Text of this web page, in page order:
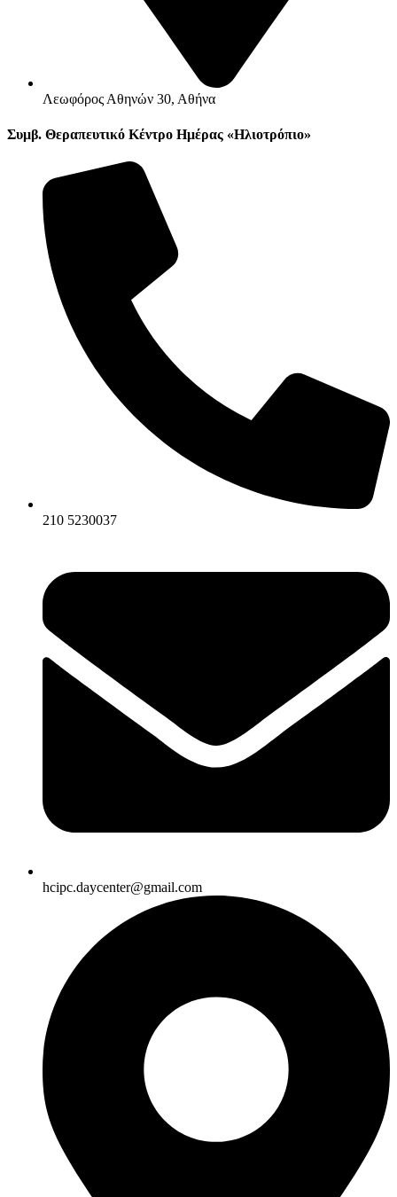
Λεωφόρος Αθηνών 30, Αθήνα
Συμβ. Θεραπευτικό Κέντρο Ημέρας «Ηλιοτρόπιο»
210 5230037
hcipc.daycenter@gmail.com